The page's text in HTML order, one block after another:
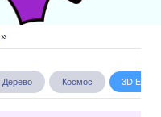
»
Дерево Космос 3D